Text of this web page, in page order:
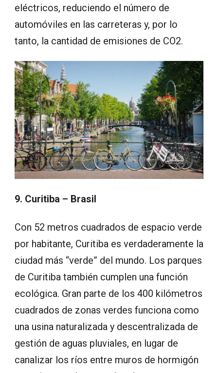
eléctricos, reduciendo el número de
automóviles en las carreteras y, por lo
tanto, la cantidad de emisiones de CO2.
9. Curitiba – Brasil
Con 52 metros cuadrados de espacio verde
por habitante, Curitiba es verdaderamente la
ciudad más “verde” del mundo. Los parques
de Curitiba también cumplen una función
ecológica. Gran parte de los 400 kilómetros
cuadrados de zonas verdes funciona como
una usina naturalizada y descentralizada de
gestión de aguas pluviales, en lugar de
canalizar los ríos entre muros de hormigón